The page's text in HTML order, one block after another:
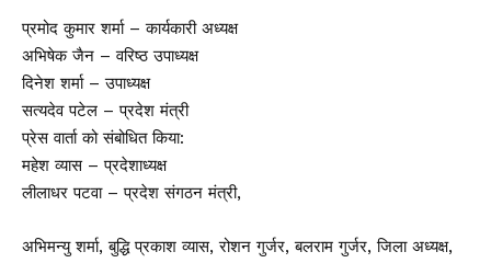
प्रमोद कुमार शर्मा – कार्यकारी अध्यक्ष
अभिषेक जैन – वरिष्ठ उपाध्यक्ष
दिनेश शर्मा – उपाध्यक्ष
सत्यदेव पटेल – प्रदेश मंत्री
प्रेस वार्ता को संबोधित किया:
महेश व्यास – प्रदेशाध्यक्ष
लीलाधर पटवा – प्रदेश संगठन मंत्री,
अभिमन्यु शर्मा, बुद्धि प्रकाश व्यास, रोशन गुर्जर, बलराम गुर्जर, जिला अध्यक्ष,